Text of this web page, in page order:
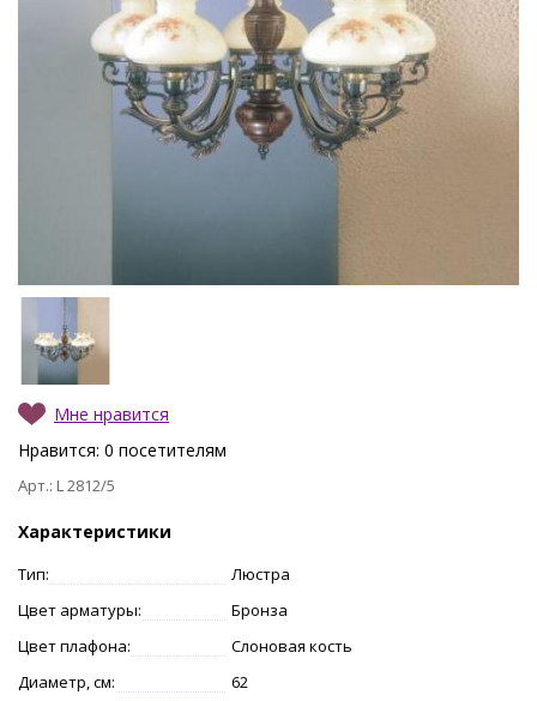
Мне нравится
Нравится: 0 посетителям
Арт.: L 2812/5
Характеристики
Тип:
Люстра
Цвет арматуры:
Бронза
Цвет плафона:
Слоновая кость
Диаметр, см:
62